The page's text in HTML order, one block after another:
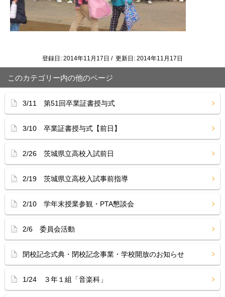
登録日: 2014年11月17日 / 更新日: 2014年11月17日
このカテゴリー内の他のページ
3/11 第51回卒業証書授与式
3/10 卒業証書授与式【前日】
2/26 茨城県立高校入試前日
2/19 茨城県立高校入試事前指導
2/10 学年末授業参観・PTA懇談会
2/6 委員会活動
閉校記念式典・閉校記念事業・学校開放のお知らせ
1/24 ３年１組「音楽科」